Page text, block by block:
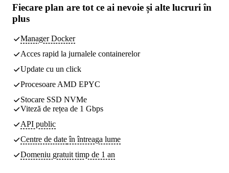
Fiecare plan are tot ce ai nevoie și alte lucruri în
plus
Manager Docker
Acces rapid la jurnalele containerelor
Update cu un click
Procesoare AMD EPYC
Stocare SSD NVMe
Viteză de rețea de 1 Gbps
API public
Centre de dateîn întreaga lume
Domeniu gratuit timp de 1 an